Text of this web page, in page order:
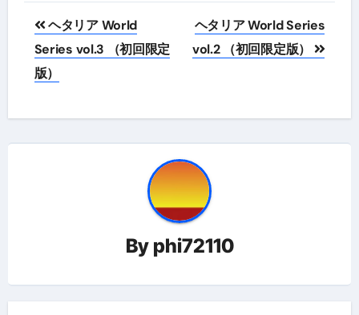
投
稿
ナ
ビ
ゲ
ン
ヘタリア World
Series vol.3 （初回限定
版）
ヘタリア World Series
vol.2 （初回限定版）
By phi72110